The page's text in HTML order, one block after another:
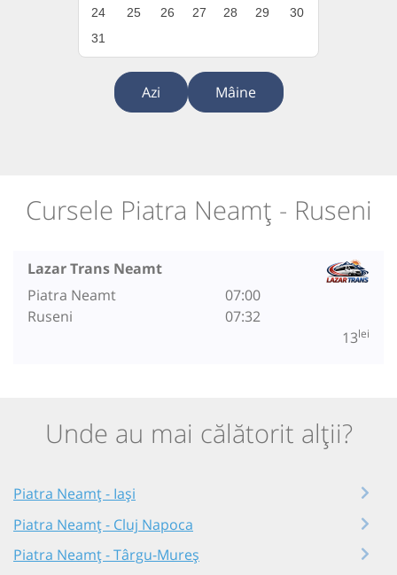
24
25 26 27 28 29
30
31
Azi Mâine
Cursele Piatra Neamț - Ruseni
Lazar Trans Neamt
Piatra Neamt
Ruseni
07:00
07:32
13lei
Unde au mai călătorit alții?
Piatra Neamț - Iași
Piatra Neamț - Cluj Napoca
Piatra Neamț - Târgu-Mureș